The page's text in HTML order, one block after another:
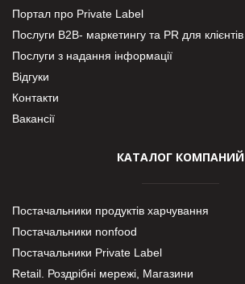
Портал про Private Label
Послуги В2В- маркетингу та PR для клієнтів
Послуги з надання інформації
Відгуки
Контакти
Вакансії
КАТАЛОГ КОМПАНИЙ
Постачальники продуктів харчування
Постачальники nonfood
Постачальники Private Label
Retail. Роздрібні мережі, Магазини